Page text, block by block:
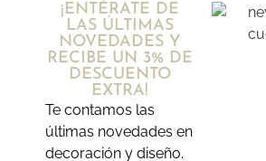
¡ENTÉRATE DE
LAS ÚLTIMAS
NOVEDADES Y
RECIBE UN 3% DE
DESCUENTO
EXTRA!
Te contamos las
últimas novedades en
decoración y diseño.